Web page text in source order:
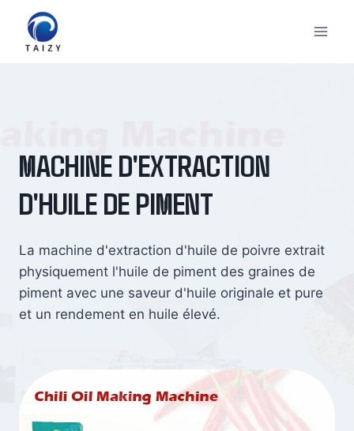
contenu
MACHINE D'EXTRACTION
D'HUILE DE PIMENT
La machine d'extraction d'huile de poivre extrait
physiquement l'huile de piment des graines de
piment avec une saveur d'huile originale et pure
et un rendement en huile élevé.